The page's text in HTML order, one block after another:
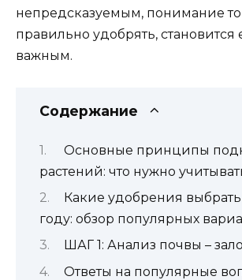
непредсказуемым, понимание
правильно удобрять, становится
важным.
Содержание
Основные принципы
растений: что нужно
Какие удобрения
году: обзор популярных
ШАГ 1: Анализ почвы –
Ответы на популярные